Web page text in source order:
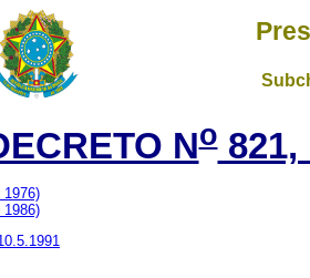
No821,
1976)
1986)